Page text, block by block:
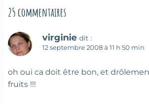
25 commentaires
virginie dit :
12 septembre 2008 à 11 h 50 min
oh oui ca doit être bon, et
fruits !!!